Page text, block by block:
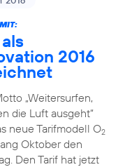
2016
„Weitersurfen,
die Luft ausgeht“
neue Tarifmodell O2
Oktober den
Den Tarif hat jetzt